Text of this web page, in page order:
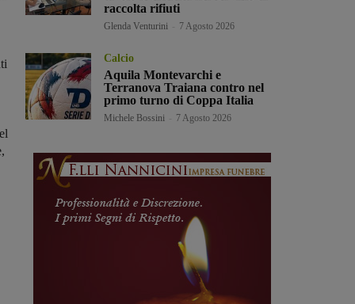
raccolta rifiuti
Glenda Venturini 7 Agosto 2026
Calcio
Aquila Montevarchi e
Terranova Traiana contro nel
primo turno di Coppa Italia
Michele Bossini 7 Agosto 2026